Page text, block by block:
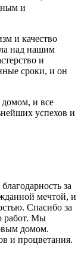
и
и качество
над нашим
и
сроки, и он
и все
успехов и
за
мечтой, и
Спасибо за
работ. Мы
домом.
и процветания.